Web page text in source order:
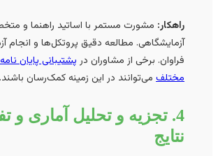
راهکار:مشورت مستمر با اساتید راهنما و
آزمایشگاهی. مطالعه دقیق پروتکل‌ها و انجام
فراوان. برخی از مشاوران درپشتیبانی پایان نامه در
مختلفمی‌توانند در این زمینه کمک‌رسان باشند.
4. تجزیه و تحلیل آماری و
نتایج